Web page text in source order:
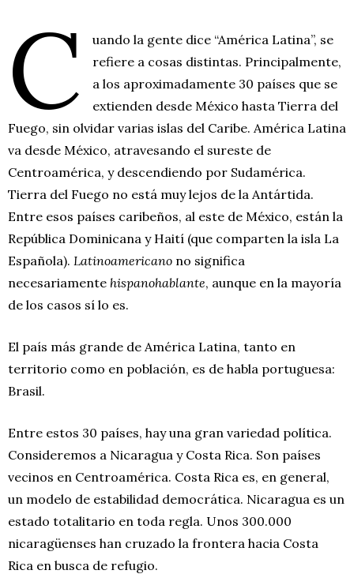
C
uando la gente dice “América Latina”, se
refiere a cosas distintas. Principalmente,
a los aproximadamente 30 países que se
extienden desde México hasta Tierra del
Fuego, sin olvidar varias islas del Caribe. América Latina
va desde México, atravesando el sureste de
Centroamérica, y descendiendo por Sudamérica.
Tierra del Fuego no está muy lejos de la Antártida.
Entre esos países caribeños, al este de México, están la
República Dominicana y Haití (que comparten la isla La
Española). Latinoamericano no significa
necesariamente hispanohablante, aunque en la mayoría
de los casos sí lo es.
El país más grande de América Latina, tanto en
territorio como en población, es de habla portuguesa:
Brasil.
Entre estos 30 países, hay una gran variedad política.
Consideremos a Nicaragua y Costa Rica. Son países
vecinos en Centroamérica. Costa Rica es, en general,
un modelo de estabilidad democrática. Nicaragua es un
estado totalitario en toda regla. Unos 300.000
nicaragüenses han cruzado la frontera hacia Costa
Rica en busca de refugio.